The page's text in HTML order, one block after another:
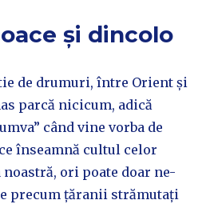
și dincolo
de drumuri, între Orient și
parcă nicicum, adică
când vine vorba de
înseamnă cultul celor
ori poate doar ne-
precum țăranii strămutați